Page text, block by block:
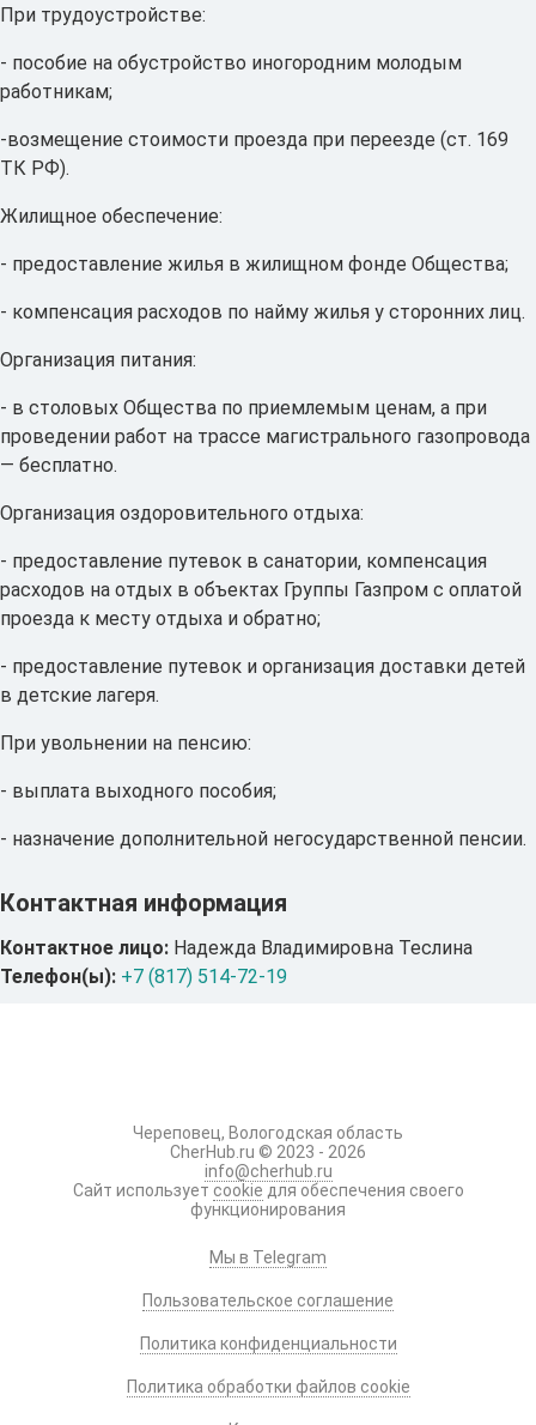
При трудоустройстве:
- пособие на обустройство иногородним молодым
работникам;
-возмещение стоимости проезда при переезде (ст. 169
ТК РФ).
Жилищное обеспечение:
- предоставление жилья в жилищном фонде Общества;
- компенсация расходов по найму жилья у сторонних лиц.
Организация питания:
- в столовых Общества по приемлемым ценам, а при
проведении работ на трассе магистрального газопровода
— бесплатно.
Организация оздоровительного отдыха:
- предоставление путевок в санатории, компенсация
расходов на отдых в объектах Группы Газпром с оплатой
проезда к месту отдыха и обратно;
- предоставление путевок и организация доставки детей
в детские лагеря.
При увольнении на пенсию:
- выплата выходного пособия;
- назначение дополнительной негосударственной пенсии.
Контактная информация
Контактное лицо: Надежда Владимировна Теслина
Телефон(ы): +7 (817) 514-72-19
Череповец, Вологодская область
CherHub.ru © 2023 - 2026
info@cherhub.ru
Сайт использует cookie для обеспечения своего
функционирования
Мы в Telegram
Пользовательское соглашение
Политика конфиденциальности
Политика обработки файлов cookie